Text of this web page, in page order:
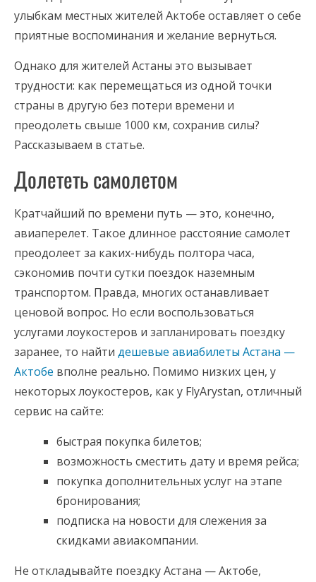
улыбкам местных жителей Актобе оставляет о себе
приятные воспоминания и желание вернуться.
Однако для жителей Астаны это вызывает
трудности: как перемещаться из одной точки
страны в другую без потери времени и
преодолеть свыше 1000 км, сохранив силы?
Рассказываем в статье.
Долететь самолетом
Кратчайший по времени путь — это, конечно,
авиаперелет. Такое длинное расстояние самолет
преодолеет за каких-нибудь полтора часа,
сэкономив почти сутки поездок наземным
транспортом. Правда, многих останавливает
ценовой вопрос. Но если воспользоваться
услугами лоукостеров и запланировать поездку
заранее, то найти дешевые авиабилеты Астана —
Актобе вполне реально. Помимо низких цен, у
некоторых лоукостеров, как у FlyArystan, отличный
сервис на сайте:
быстрая покупка билетов;
возможность сместить дату и время рейса;
покупка дополнительных услуг на этапе
бронирования;
подписка на новости для слежения за
скидками авиакомпании.
Не откладывайте поездку Астана — Актобе,